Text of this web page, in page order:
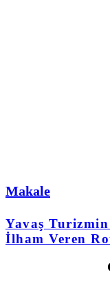
Makale
Yavaş
İlham Veren